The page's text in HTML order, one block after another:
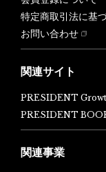
特定商取引法に基
お問い合わせ
関連サイト
PRESIDENT
PRESIDENT
関連事業